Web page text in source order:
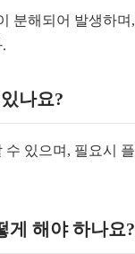
분해되어 발생하며
나요?
수 있으며, 필요시
게 해야 하나요?